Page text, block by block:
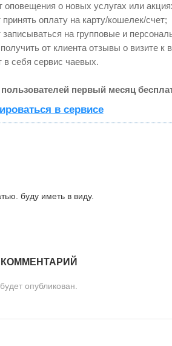
о новых услугах или
оплату на карту/кошелек/счет;
на групповые и
от клиента отзывы о визите к
себя сервис чаевых.
первый месяц
в сервисе
буду иметь в виду.
опубликован.